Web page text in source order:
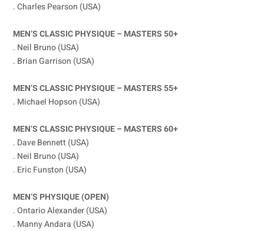
. Charles Pearson (USA)
MEN’S CLASSIC PHYSIQUE – MASTERS 50+
. Neil Bruno (USA)
. Brian Garrison (USA)
MEN’S CLASSIC PHYSIQUE – MASTERS 55+
. Michael Hopson (USA)
MEN’S CLASSIC PHYSIQUE – MASTERS 60+
. Dave Bennett (USA)
. Neil Bruno (USA)
. Eric Funston (USA)
MEN’S PHYSIQUE (OPEN)
. Ontario Alexander (USA)
. Manny Andara (USA)